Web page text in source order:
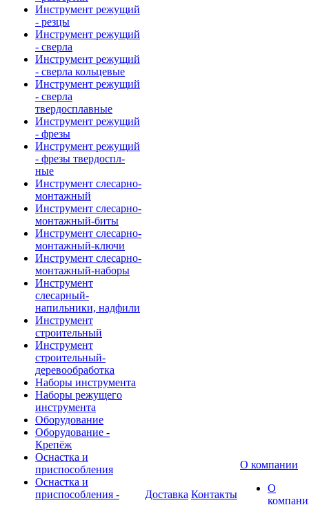
Инструмент режущий
- резцы
Инструмент режущий
- сверла
Инструмент режущий
- сверла кольцевые
Инструмент режущий
- сверла
твердосплавные
Инструмент режущий
- фрезы
Инструмент режущий
- фрезы твердоспл-
ные
Инструмент слесарно-
монтажный
Инструмент слесарно-
монтажный-биты
Инструмент слесарно-
монтажный-ключи
Инструмент слесарно-
монтажный-наборы
Инструмент
слесарный-
напильники, надфили
Инструмент
строительный
Инструмент
строительный-
деревообработка
Наборы инструмента
Наборы режущего
инструмента
Оборудование
Оборудование -
Крепёж
Оснастка и
приспособления
Оснастка и
приспособления -
Доставка Контакты
О компании
О